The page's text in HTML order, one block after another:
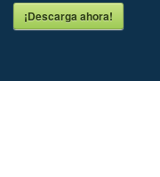
¡Descarga ahora!